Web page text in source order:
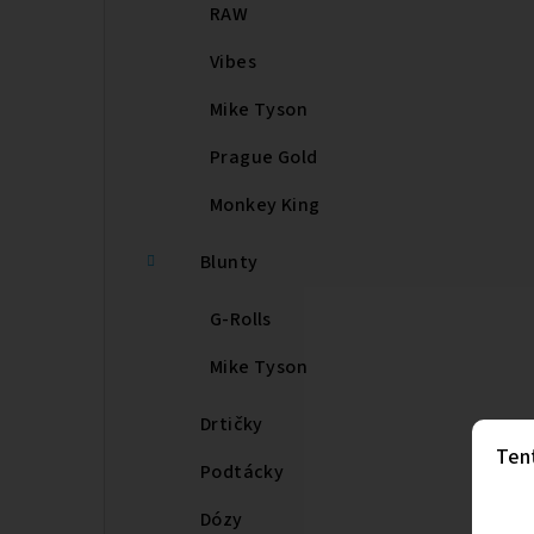
RAW
Vibes
Mike Tyson
Prague Gold
Monkey King
Blunty
G-Rolls
Mike Tyson
Drtičky
Podtácky
Dózy